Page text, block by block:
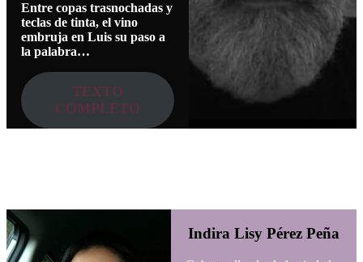
Entre copas trasnochadas y
teclas de tinta, el vino
embruja en Luis su paso a
la palabra…
TEXTO
COMPLETO
Indira Lisy Pérez Peña